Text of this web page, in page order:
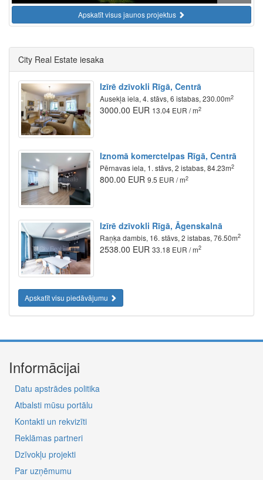
Apskatīt visus jaunos projektus
City Real Estate iesaka
Izīrē dzīvokli Rīgā, Centrā
Ausekļa iela, 4. stāvs, 6 istabas, 230.00m2
3000.00 EUR 13.04 EUR / m2
Iznomā komerctelpas Rīgā, Centrā
Pērnavas iela, 1. stāvs, 2 istabas, 84.23m2
800.00 EUR 9.5 EUR / m2
Izīrē dzīvokli Rīgā, Āgenskalnā
Raņķa dambis, 16. stāvs, 2 istabas, 76.50m2
2538.00 EUR 33.18 EUR / m2
Apskatīt visu piedāvājumu
Informācijai
Datu apstrādes politika
Atbalsti mūsu portālu
Kontakti un rekvizīti
Reklāmas partneri
Dzīvokļu projekti
Par uzņēmumu